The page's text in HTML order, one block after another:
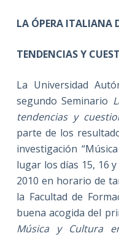
n
d
LA ÓPERA ITALIANA
TENDENCIAS Y
La Universidad
segundo Seminario
tendencias y
parte de los
investigación
lugar los días 15, 16
2010 en horario de
la Facultad de
buena acogida del
Música y Cultura